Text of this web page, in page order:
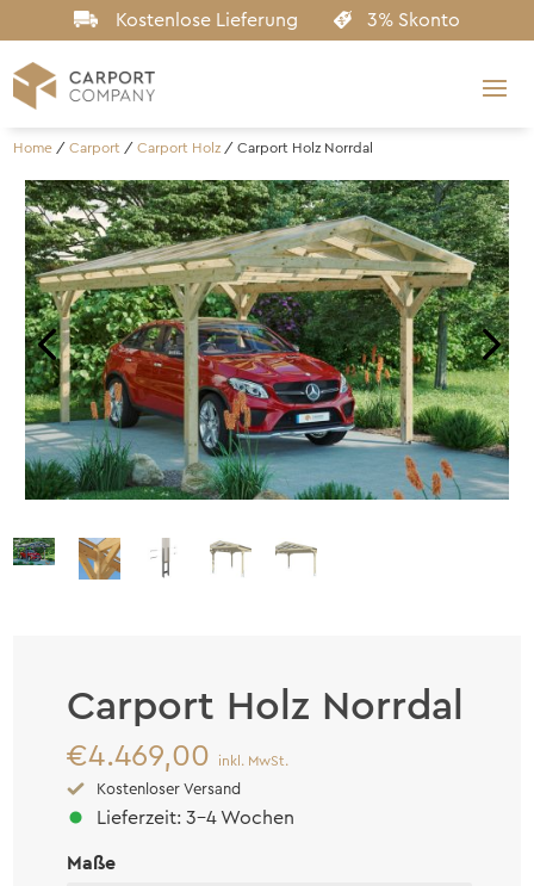
Kostenlose Lieferung 3% Skonto
Home /Carport /Carport Holz /Carport Holz Norrdal
Carport Holz Norrdal
€4.469,00 inkl. MwSt.
Kostenloser Versand
Lieferzeit: 3-4 Wochen
Maße